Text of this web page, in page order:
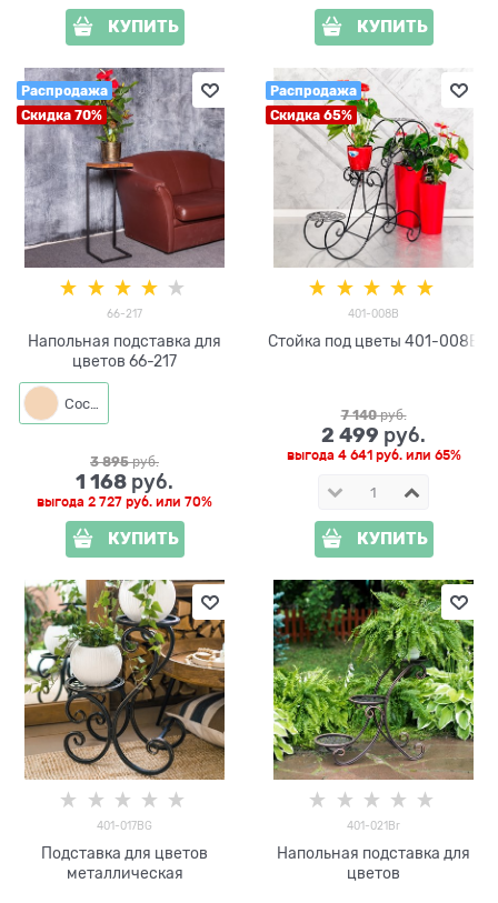
КУПИТЬ КУПИТЬ
Распродажа
Скидка 70%
66-217
Напольная подставка для
цветов 66-217
3 895 руб.
1 168 руб.
выгода 2 727 руб. или 70%
КУПИТЬ
Распродажа
Скидка 65%
401-008B
Стойка под цветы 401-008B
7 140 руб.
2 499 руб.
выгода 4 641 руб.или 65%
КУПИТЬ
401-017BG
Подставка для цветов
металлическая
401-021Br
Напольная подставка для
цветов